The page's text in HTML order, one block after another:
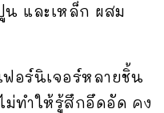
น และเหล็ก ผสม
ฟอร์นิเจอร์หลายชิ้น
ทำให้รู้สึกอึดอัด คง